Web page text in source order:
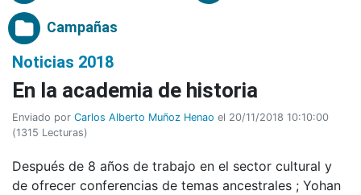
Campañas
Noticias 2018
En la academia de historia
Enviado por Carlos Alberto Muñoz Henao el 20/11/2018 10:10:00
(1315 Lecturas)
Después de 8 años de trabajo en el sector cultural y
de ofrecer conferencias de temas ancestrales ; Yohan